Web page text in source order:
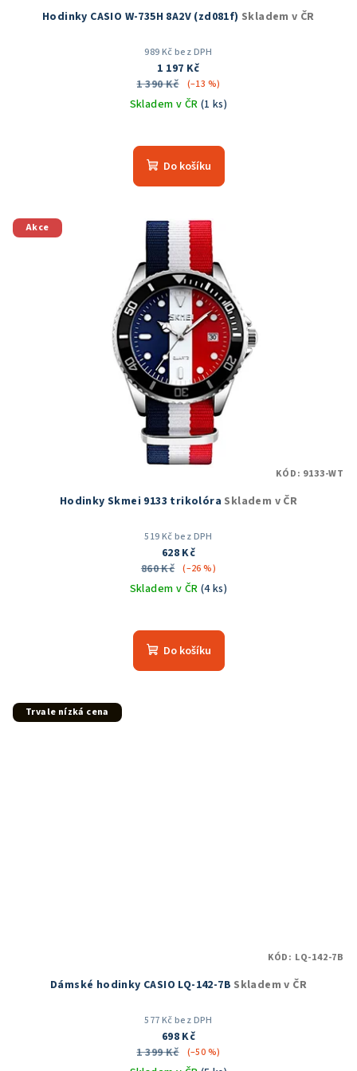
Hodinky CASIO W-735H 8A2V (zd081f) Skladem v ČR
989 Kč bez DPH
1 197 Kč
1 390 Kč
(–13 %)
Skladem v ČR (1 ks)
Do košíku
Akce
Hodinky Skmei 9133 trikolóra Skladem v ČR
519 Kč bez DPH
628 Kč
860 Kč (–26 %)
Skladem v ČR (4 ks)
hodnocení
produktu
Do košíku
KÓD: 9133-WT
Trvale nízká cena
Dámské hodinky CASIO LQ-142-7B Skladem v ČR
577 Kč bez DPH
698 Kč
1 399 Kč
(–50 %)
KÓD: LQ-142-7B